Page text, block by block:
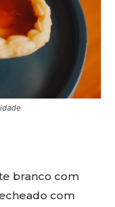
branco com
com